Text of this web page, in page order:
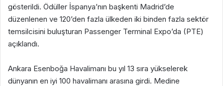
gösterildi. Ödüller İspanya’nın başkenti Madrid’de
düzenlenen ve 120’den fazla ülkeden iki binden fazla sektör
temsilcisini buluşturan Passenger Terminal Expo’da (PTE)
açıklandı.
Ankara Esenboğa Havalimanı bu yıl 13 sıra yükselerek
dünyanın en iyi 100 havalimanı arasına girdi. Medine